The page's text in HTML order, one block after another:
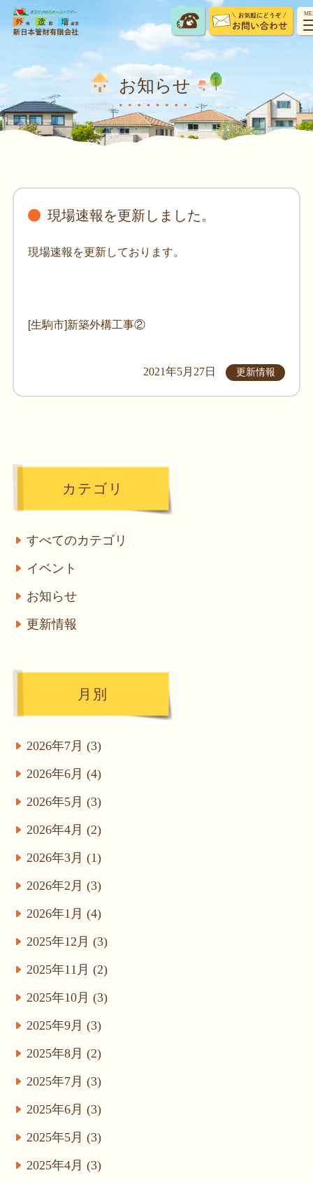
お知らせ
現場速報を更新しました。
現場速報を更新しております。
[生駒市]新築外構工事②
2021年5月27日 更新情報
カテゴリ
すべてのカテゴリ
イベント
お知らせ
更新情報
月別
2026年7月 (3)
2026年6月 (4)
2026年5月 (3)
2026年4月 (2)
2026年3月 (1)
2026年2月 (3)
2026年1月 (4)
2025年12月 (3)
2025年11月 (2)
2025年10月 (3)
2025年9月 (3)
2025年8月 (2)
2025年7月 (3)
2025年6月 (3)
2025年5月 (3)
2025年4月 (3)